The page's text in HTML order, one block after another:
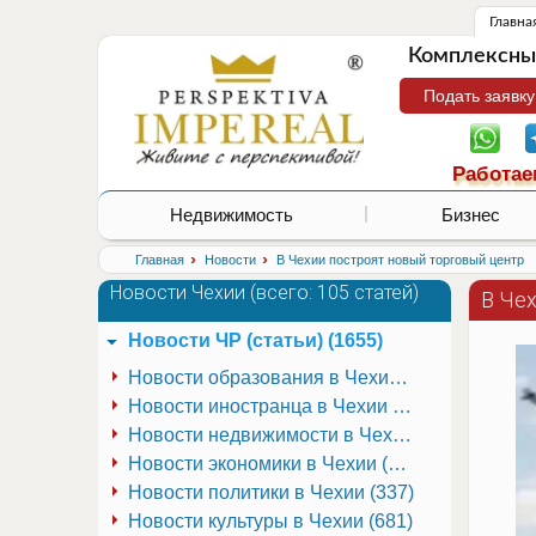
Подать
Недвижимость Бизнес
Главная › Новости › В Чехии построят новый торговый центр
В
Новости Чехии (всего: 105 статей)
Новости иностранца в Чехии (223)
Новости культуры в Чехии (681)
Новости недвижимости в Чехии (337)
Новости образования в Чехии (251)
Новости политики в Чехии (337)
Новости ЧР (статьи) (1655)
Новости экономики в Чехии (941)